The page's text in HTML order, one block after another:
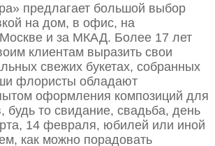
предлагает большой выбор
на дом, в офис, на
и за МКАД. Более 17 лет
клиентам выразить свои
свежих букетах, собранных
флористы обладают
оформления композиций для
то свидание, свадьба, день
14 февраля, юбилей или иной
как можно порадовать